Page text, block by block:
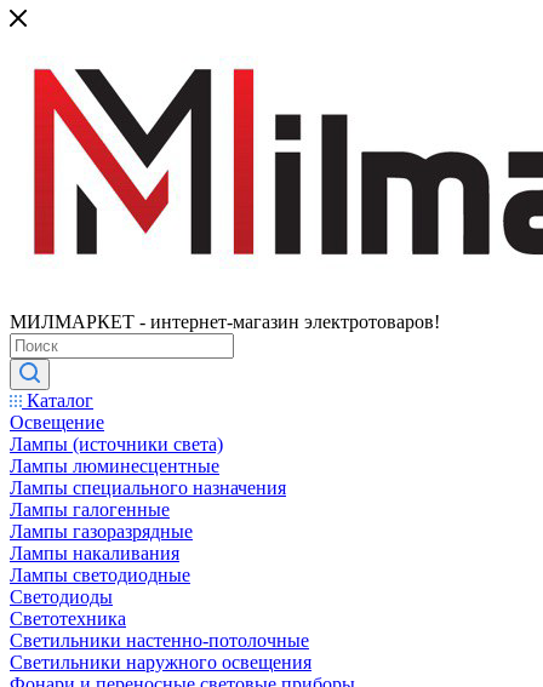
МИЛМАРКЕТ - интернет-магазин электротоваров!
Каталог
Освещение
Лампы (источники света)
Лампы люминесцентные
Лампы специального назначения
Лампы галогенные
Лампы газоразрядные
Лампы накаливания
Лампы светодиодные
Светодиоды
Светотехника
Светильники настенно-потолочные
Светильники наружного освещения